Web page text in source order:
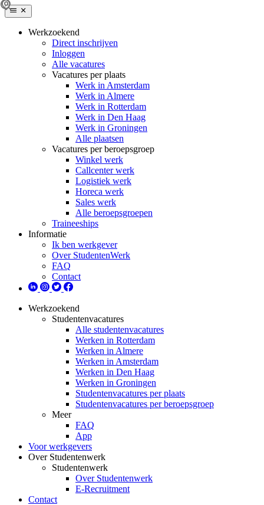
Werkzoekend
Direct inschrijven
Inloggen
Alle vacatures
Vacatures per plaats
Werk in Amsterdam
Werk in Almere
Werk in Rotterdam
Werk in Den Haag
Werk in Groningen
Alle plaatsen
Vacatures per beroepsgroep
Winkel werk
Callcenter werk
Logistiek werk
Horeca werk
Sales werk
Alle beroepsgroepen
Traineeships
Informatie
Ik ben werkgever
Over StudentenWerk
FAQ
Contact
Werkzoekend
Studentenvacatures
Alle studentenvacatures
Werken in Rotterdam
Werken in Almere
Werken in Amsterdam
Werken in Den Haag
Werken in Groningen
Studentenvacatures per plaats
Studentenvacatures per beroepsgroep
Meer
FAQ
App
Voor werkgevers
Over Studentenwerk
Studentenwerk
Over Studentenwerk
E-Recruitment
Contact